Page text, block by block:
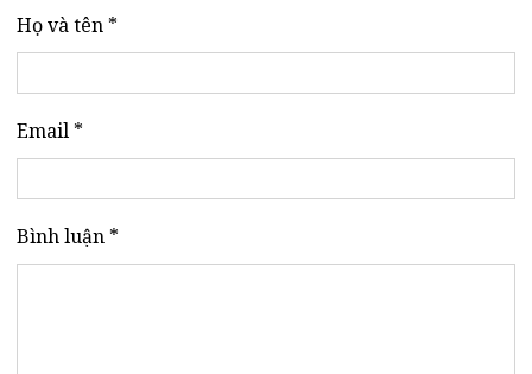
Họ và tên *
Email *
Bình luận *